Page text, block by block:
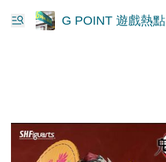
G POINT 遊戲熱點